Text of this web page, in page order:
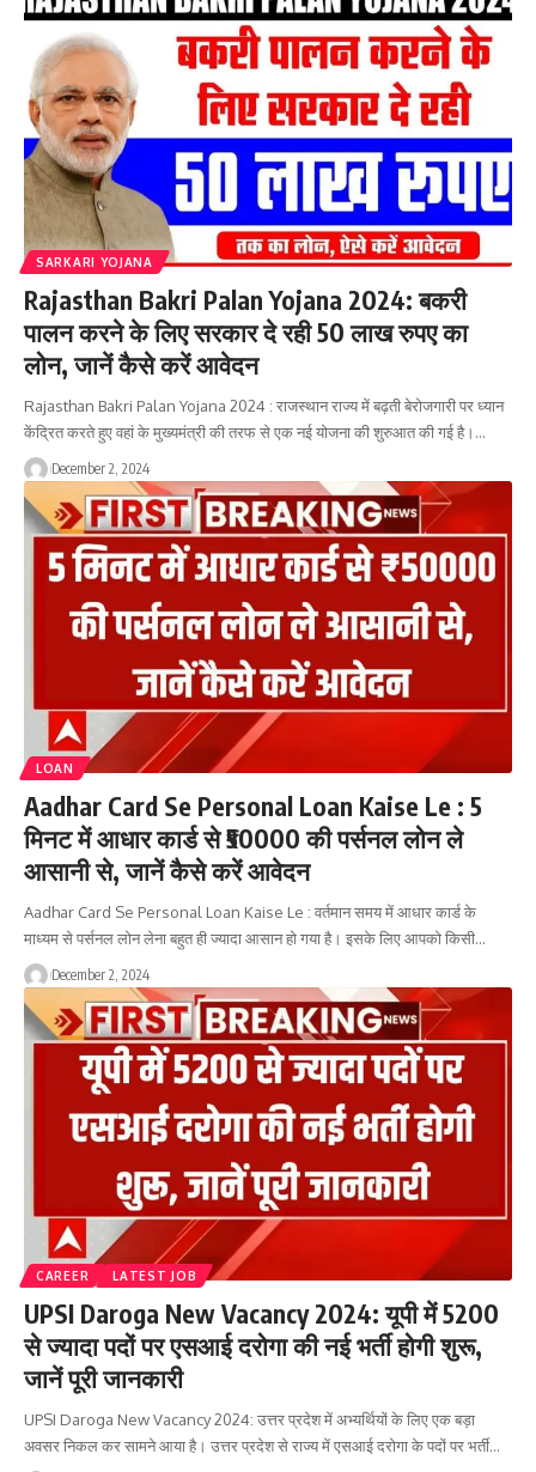
SARKARI YOJANA
Rajasthan Bakri Palan Yojana 2024: बकरी
पालन करने के लिए सरकार दे रही 50 लाख रुपए का
लोन, जानें कैसे करें आवेदन
Rajasthan Bakri Palan Yojana 2024 : राजस्थान राज्य में बढ़ती बेरोजगारी पर ध्यान
केंद्रित करते हुए वहां के मुख्यमंत्री की तरफ से एक नई योजना की शुरुआत की गई है।…
December 2, 2024
LOAN
Aadhar Card Se Personal Loan Kaise Le : 5
मिनट में आधार कार्ड से ₹50000 की पर्सनल लोन ले
आसानी से, जानें कैसे करें आवेदन
Aadhar Card Se Personal Loan Kaise Le : वर्तमान समय में आधार कार्ड के
माध्यम से पर्सनल लोन लेना बहुत ही ज्यादा आसान हो गया है। इसके लिए आपको किसी…
December 2, 2024
CAREER LATEST JOB
UPSI Daroga New Vacancy 2024: यूपी में 5200
से ज्यादा पदों पर एसआई दरोगा की नई भर्ती होगी शुरू,
जानें पूरी जानकारी
UPSI Daroga New Vacancy 2024: उत्तर प्रदेश में अभ्यर्थियों के लिए एक बड़ा
अवसर निकल कर सामने आया है। उत्तर प्रदेश से राज्य में एसआई दरोगा के पदों पर भर्ती…